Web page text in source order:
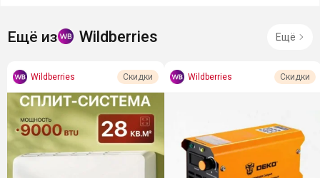
Ещё из Wildberries Ещё
Wildberries Скидки Wildberries Скидки